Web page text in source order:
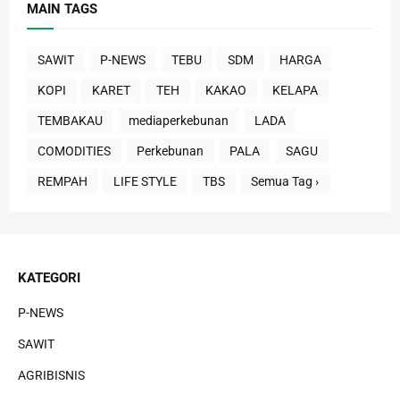
MAIN TAGS
SAWIT P-NEWS TEBU SDM HARGA
KOPI KARET TEH KAKAO KELAPA
TEMBAKAU mediaperkebunan LADA
COMODITIES Perkebunan PALA SAGU
REMPAH LIFE STYLE TBS Semua Tag ›
KATEGORI
P-NEWS
SAWIT
AGRIBISNIS